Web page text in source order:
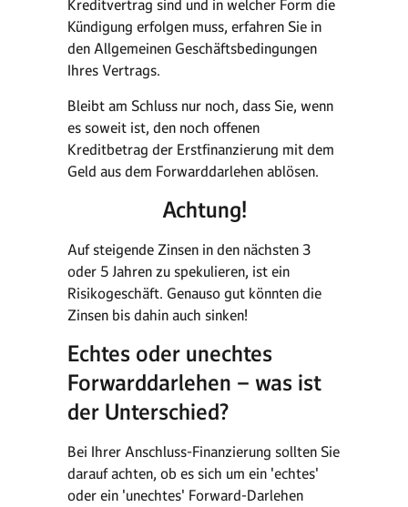
Kreditvertrag sind und in welcher Form die
Kündigung erfolgen muss, erfahren Sie in
den Allgemeinen Geschäftsbedingungen
Ihres Vertrags.
Bleibt am Schluss nur noch, dass Sie, wenn
es soweit ist, den noch offenen
Kreditbetrag der Erstfinanzierung mit dem
Geld aus dem Forwarddarlehen ablösen.
Achtung!
Auf steigende Zinsen in den nächsten 3
oder 5 Jahren zu spekulieren, ist ein
Risikogeschäft. Genauso gut könnten die
Zinsen bis dahin auch sinken!
Echtes oder unechtes
Forwarddarlehen – was ist
der Unterschied?
Bei Ihrer Anschluss-Finanzierung sollten Sie
darauf achten, ob es sich um ein 'echtes'
oder ein 'unechtes' Forward-Darlehen